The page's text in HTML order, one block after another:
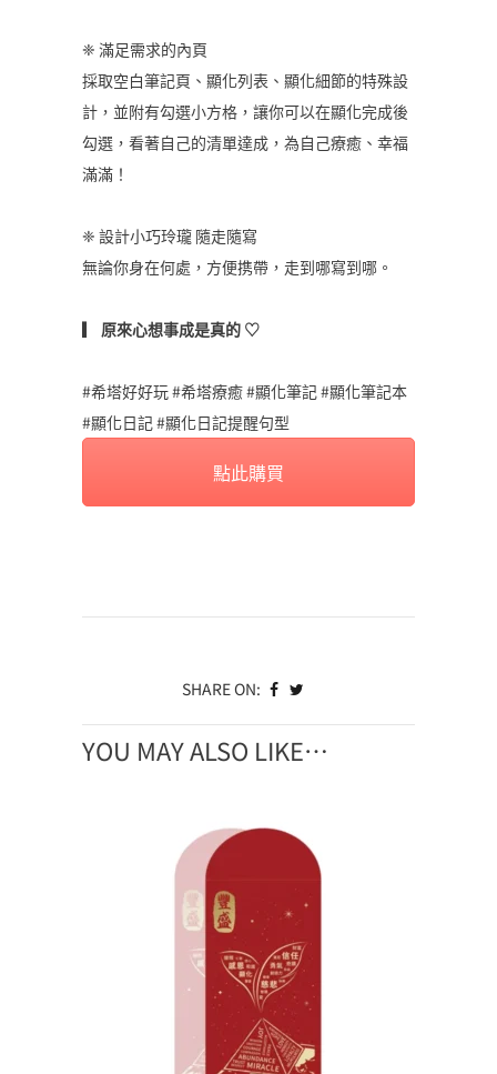
❈ 滿足需求的內頁
採取空白筆記頁、顯化列表、顯化細節的特殊設
計，並附有勾選小方格，讓你可以在顯化完成後
勾選，看著自己的清單達成，為自己療癒、幸福
滿滿！
❈ 設計小巧玲瓏 隨走隨寫
無論你身在何處，方便携帶，走到哪寫到哪。
▎ 原來心想事成是真的 ♡
#希塔好好玩 #希塔療癒 #顯化筆記 #顯化筆記本
#顯化日記 #顯化日記提醒句型
點此購買
SHARE ON:
YOU MAY ALSO LIKE…